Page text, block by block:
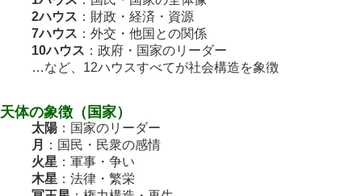
2ハウス ：財政・経済・資源
7ハウス ：外交・他国との関係
10ハウス ：政府・国家のリーダー
…など、12ハウスすべてが社会構造を象徴
天体の象徴（国家）
太陽 ：国家のリーダー
月
：国民・民衆の感情
火星 ：軍事・争い
木星 ：法律・繁栄